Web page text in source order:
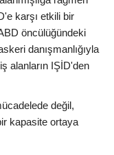
karşı etkili bir
öncülüğündeki
danışmanlığıyla
alanların IŞİD'den
değil,
kapasite ortaya